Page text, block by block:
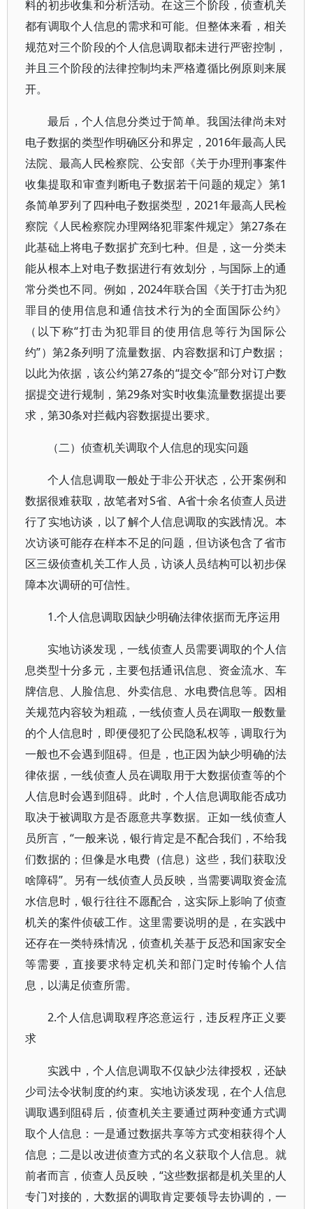
料的初步收集和分析活动。在这三个阶段，侦查机关
都有调取个人信息的需求和可能。但整体来看，相关
规范对三个阶段的个人信息调取都未进行严密控制，
并且三个阶段的法律控制均未严格遵循比例原则来展
开。
最后，个人信息分类过于简单。我国法律尚未对
电子数据的类型作明确区分和界定，2016年最高人民
法院、最高人民检察院、公安部《关于办理刑事案件
收集提取和审查判断电子数据若干问题的规定》第1
条简单罗列了四种电子数据类型，2021年最高人民检
察院《人民检察院办理网络犯罪案件规定》第27条在
此基础上将电子数据扩充到七种。但是，这一分类未
能从根本上对电子数据进行有效划分，与国际上的通
常分类也不同。例如，2024年联合国《关于打击为犯
罪目的使用信息和通信技术行为的全面国际公约》
（以下称“打击为犯罪目的使用信息等行为国际公
约”）第2条列明了流量数据、内容数据和订户数据；
以此为依据，该公约第27条的“提交令”部分对订户数
据提交进行规制，第29条对实时收集流量数据提出要
求，第30条对拦截内容数据提出要求。
（二）侦查机关调取个人信息的现实问题
个人信息调取一般处于非公开状态，公开案例和
数据很难获取，故笔者对S省、A省十余名侦查人员进
行了实地访谈，以了解个人信息调取的实践情况。本
次访谈可能存在样本不足的问题，但访谈包含了省市
区三级侦查机关工作人员，访谈人员结构可以初步保
障本次调研的可信性。
1.个人信息调取因缺少明确法律依据而无序运用
实地访谈发现，一线侦查人员需要调取的个人信
息类型十分多元，主要包括通讯信息、资金流水、车
牌信息、人脸信息、外卖信息、水电费信息等。因相
关规范内容较为粗疏，一线侦查人员在调取一般数量
的个人信息时，即便侵犯了公民隐私权等，调取行为
一般也不会遇到阻碍。但是，也正因为缺少明确的法
律依据，一线侦查人员在调取用于大数据侦查等的个
人信息时会遇到阻碍。此时，个人信息调取能否成功
取决于被调取方是否愿意共享数据。正如一线侦查人
员所言，“一般来说，银行肯定是不配合我们，不给我
们数据的；但像是水电费（信息）这些，我们获取没
啥障碍”。另有一线侦查人员反映，当需要调取资金流
水信息时，银行往往不愿配合，这实际上影响了侦查
机关的案件侦破工作。这里需要说明的是，在实践中
还存在一类特殊情况，侦查机关基于反恐和国家安全
等需要，直接要求特定机关和部门定时传输个人信
息，以满足侦查所需。
2.个人信息调取程序恣意运行，违反程序正义要
求
实践中，个人信息调取不仅缺少法律授权，还缺
少司法令状制度的约束。实地访谈发现，在个人信息
调取遇到阻碍后，侦查机关主要通过两种变通方式调
取个人信息：一是通过数据共享等方式变相获得个人
信息；二是以改进侦查方式的名义获取个人信息。就
前者而言，侦查人员反映，“这些数据都是机关里的人
专门对接的，大数据的调取肯定要领导去协调的，一